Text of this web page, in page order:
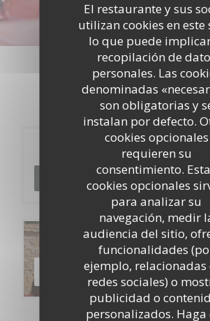
El restaurante y sus
utilizan cookies en este
lo que puede
recopilación de
personales. Las
denominadas
son obligatorias y
instalan por defecto.
cookies opcionales
requieren su
consentimiento.
cookies opcionales
para analizar su
navegación, medir
audiencia del sitio,
funcionalidades
ejemplo, relacionadas
redes sociales) o
publicidad o
personalizados. Haga
Eventos
Reserva
Carta
DESCUBRIR NUESTRA